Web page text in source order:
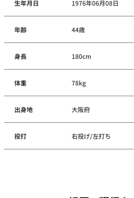
生年月日 1976年06月08日
年齢 44歳
身長 180cm
体重 78kg
出身地 大阪府
投打 右投げ/左打ち